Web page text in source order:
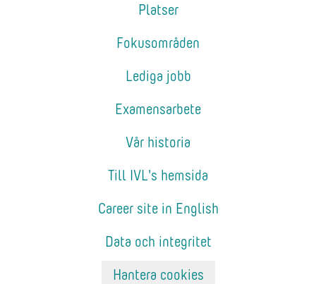
Platser
Fokusområden
Lediga jobb
Examensarbete
Vår historia
Till IVL's hemsida
Career site in English
Data och integritet
Hantera cookies